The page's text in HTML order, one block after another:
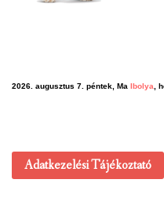
2026. augusztus 7. péntek, Ma Ibolya ,
Adatkezelési Tájékoztató